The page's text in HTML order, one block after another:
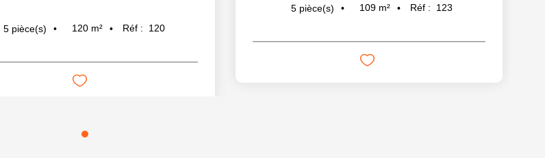
5 pièce(s) 120 m² Réf : 120
5 pièce(s) 109 m² Réf : 123